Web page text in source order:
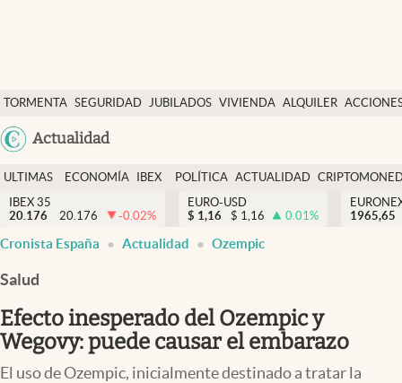
TORMENTA SEGURIDAD JUBILADOS VIVIENDA ALQUILER
USA
Actualidad
Economía y finanzas
Política
Actualidad
Criptomonedas
España
ULTIMAS
NOTICIAS
ECONOMÍA
FINANZAS
IBEX
EURO
POLÍTICA ACTUALIDAD
IBEX 35
20.176
20.176 -0.02%
EURO-USD
$ 1,16 $ 1,16 0.01%
1965,65
Cronista España Actualidad Ozempic
Salud
Efecto inesperado del Ozempic y
Wegovy: puede causar el embarazo
El uso de Ozempic, inicialmente destinado a tratar la